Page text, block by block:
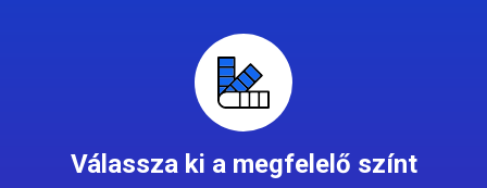
Válassza ki a megfelelő színt